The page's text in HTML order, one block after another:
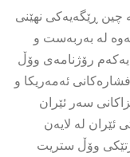
چین ڕێگەیەکی نهێنی
لە بەربەست و
6ی تشرینی یەکەم رۆژنامەی وۆڵ
ئەمەریکا و
سەر ئێران
ئێران لە لایەن
وۆڵ ستریت